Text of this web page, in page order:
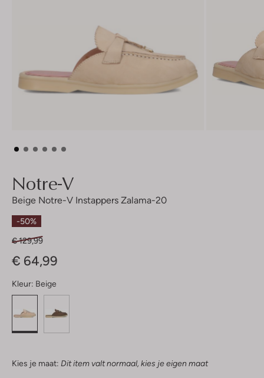
Notre-V
Beige Notre-V Instappers Zalama-20
-50%
€ 129,99
€ 64,99
Kleur: Beige
Kies je maat: Dit item valt normaal, kies je eigen maat